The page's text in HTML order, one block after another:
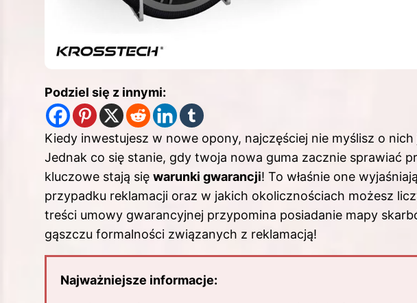
Podziel się z innymi:
Kiedy inwestujesz w nowe opony, najczęściej nie myślisz o nich
Jednak co się stanie, gdy twoja nowa guma zacznie sprawiać
kluczowe stają się warunki gwarancji! To właśnie one
przypadku reklamacji oraz w jakich okolicznościach możesz
treści umowy gwarancyjnej przypomina posiadanie mapy
gąszczu formalności związanych z reklamacją!
Najważniejsze informacje: